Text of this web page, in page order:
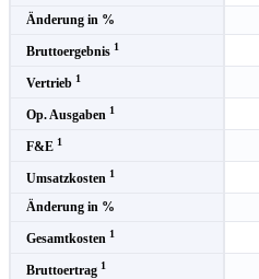
Änderung in %
Bruttoergebnis 1
Vertrieb 1
Op. Ausgaben 1
F&E 1
Umsatzkosten 1
Änderung in %
Gesamtkosten 1
Bruttoertrag 1